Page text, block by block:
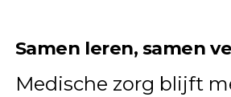
Samen leren, samen
Medische zorg blijft